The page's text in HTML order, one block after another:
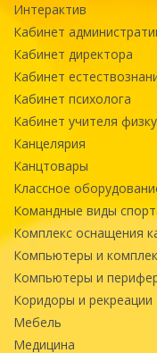
Интерактив
Кабинет
Кабинет директора
Кабинет
Кабинет психолога
Кабинет учителя
Канцелярия
Канцтовары
Классное
Командные виды
Комплекс оснащения
Компьютеры и
Компьютеры и
Коридоры и рекреации
Мебель
Медицина